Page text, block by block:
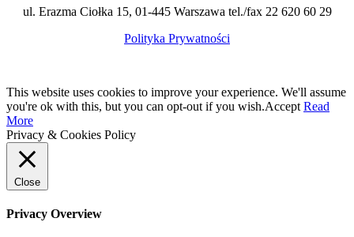
ul. Erazma Ciołka 15, 01-445 Warszawa tel./fax 22 620 60 29
Polityka Prywatności
This website uses cookies to improve your experience. We'll assume
you're ok with this, but you can opt-out if you wish.Accept Read
More
Privacy & Cookies Policy
Close
Privacy Overview